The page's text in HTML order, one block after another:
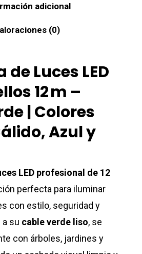
adicional
(0)
Luces LED
12 m –
| Colores
Azul y
LED profesional de 12
perfecta para iluminar
con estilo, seguridad y
a su cable verde liso, se
con árboles, jardines y